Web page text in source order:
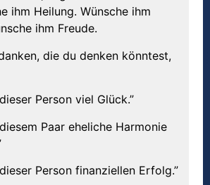
ihm Heilung. Wünsche ihm
ihm Freude.
die du denken könntest,
Person viel Glück.”
Paar eheliche Harmonie
Person finanziellen Erfolg.”